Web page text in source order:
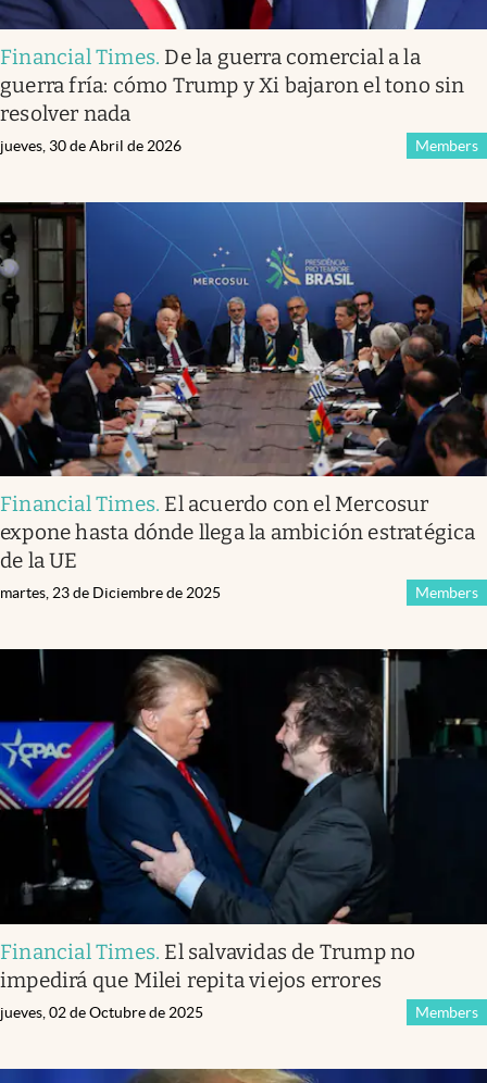
Financial Times. De la guerra comercial a la
guerra fría: cómo Trump y Xi bajaron el tono sin
resolver nada
Members
jueves, 30 de Abril de 2026
Financial Times. El acuerdo con el Mercosur
expone hasta dónde llega la ambición estratégica
de la UE
Members
martes, 23 de Diciembre de 2025
Financial Times. El salvavidas de Trump no
impedirá que Milei repita viejos errores
Members
jueves, 02 de Octubre de 2025